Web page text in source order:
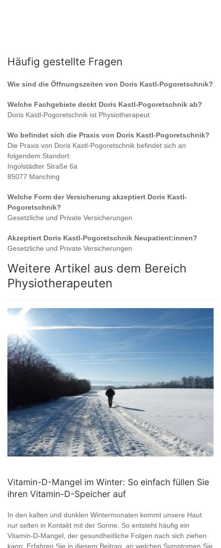
Häufig gestellte Fragen
Wie sind die Öffnungszeiten von Doris Kastl-Pogoretschnik?
Welche Fachgebiete deckt Doris Kastl-Pogoretschnik ab?
Doris Kastl-Pogoretschnik ist Physiotherapeut
Wo befindet sich die Praxis von Doris Kastl-Pogoretschnik?
Die Praxis von Doris Kastl-Pogoretschnik befindet sich an
folgendem Standort:
Ingolstädter Straße 6a
85077 Manching
Welche Form der Versicherung akzeptiert Doris Kastl-
Pogoretschnik?
Gesetzliche und Private Versicherungen
Akzeptiert Doris Kastl-Pogoretschnik Neupatient:innen?
Gesetzliche und Private Versicherungen
Weitere Artikel aus dem Bereich
Physiotherapeuten
Vitamin-D-Mangel im Winter: So einfach füllen Sie
ihren Vitamin-D-Speicher auf
In den kalten und dunklen Wintermonaten kommt unsere Haut
nur selten in Kontakt mit der Sonne. So entsteht häufig ein
Vitamin-D-Mangel, der gesundheitliche Folgen nach sich ziehen
kann. Erfahren Sie in diesem Beitrag, an welchen Symptomen Sie